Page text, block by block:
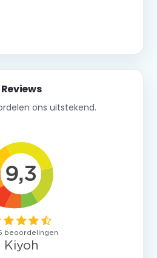
Reviews
ons uitstekend.